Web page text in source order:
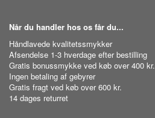
Når du handler hos os får du...
Håndlavede kvalitetssmykker
Afsendelse 1-3 hverdage efter bestilling
Gratis bonussmykke ved køb over 400 kr.
Ingen betaling af gebyrer
Gratis fragt ved køb over 600 kr.
14 dages returret